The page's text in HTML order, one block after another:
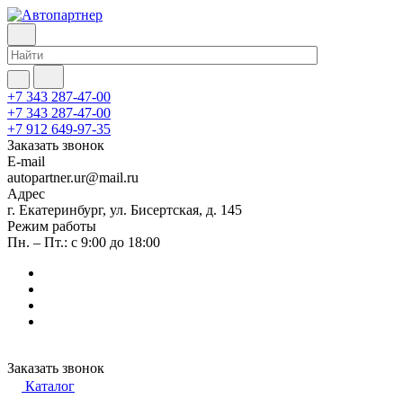
+7 343 287-47-00
+7 343 287-47-00
+7 912 649-97-35
Заказать звонок
E-mail
autopartner.ur@mail.ru
Адрес
г. Екатеринбург, ул. Бисертская, д. 145
Режим работы
Пн. – Пт.: с 9:00 до 18:00
Заказать звонок
Каталог